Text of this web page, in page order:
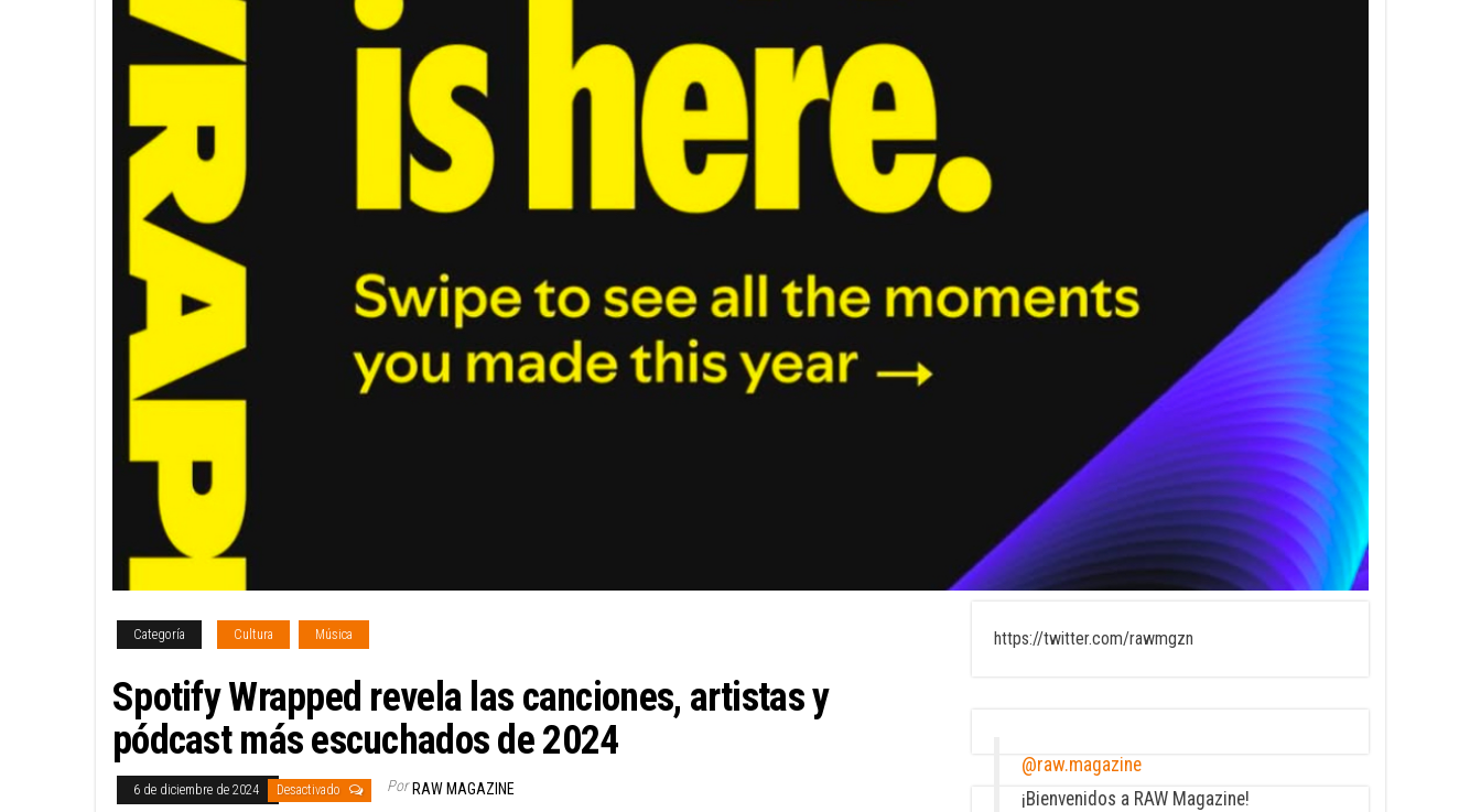
Categoría Cultura Música
Spotify Wrapped revela las canciones, artistas y
pódcast más escuchados de 2024
6 de diciembre de 2024 Desactivado Por RAW MAGAZINE
https://twitter.com/rawmgzn
@raw.magazine
¡Bienvenidos a RAW Magazine!